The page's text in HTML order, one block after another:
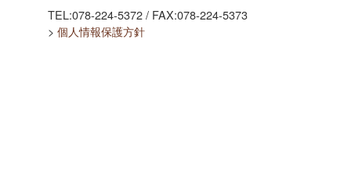
TEL:078-224-5372 / FAX:078-224-5373
> 個人情報保護方針